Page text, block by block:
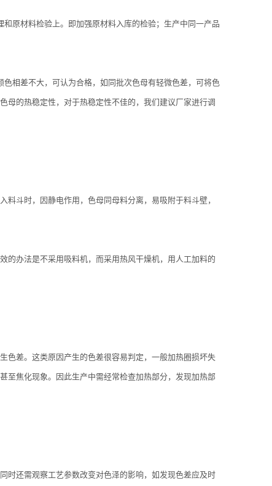
原材料检验上。即加强原材料入库的检验；生产中同一产品
相差不大，可认为合格，如同批次色母有轻微色差，可将色
母的热稳定性，对于热稳定性不佳的，我们建议厂家进行调
斗时，因静电作用，色母同母料分离，易吸附于料斗壁，
的办法是不采用吸料机，而采用热风干燥机，用人工加料的
色差。这类原因产生的色差很容易判定，一般加热圈损坏失
至焦化现象。因此生产中需经常检查加热部分，发现加热部
时还需观察工艺参数改变对色泽的影响，如发现色差应及时